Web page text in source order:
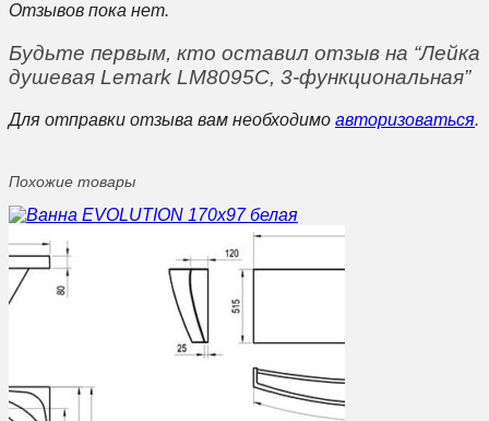
Отзывов пока нет.
Будьте первым, кто оставил отзыв на “Лейка
душевая Lemark LM8095C, 3-функциональная”
Для отправки отзыва вам необходимо авторизоваться.
Похожие товары